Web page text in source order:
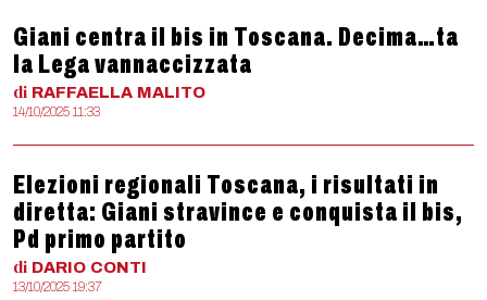
Giani centra il bis in Toscana. Decima…ta
la Lega vannaccizzata
di RAFFAELLA MALITO
14/10/2025 11:33
Elezioni regionali Toscana, i risultati in
diretta: Giani stravince e conquista il bis,
Pd primo partito
di DARIO CONTI
13/10/2025 19:37